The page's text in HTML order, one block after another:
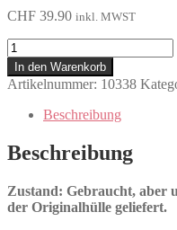
CHF 39.90 inkl. MWST
Wahnsinnig
verliebt
Menge
In den Warenkorb
Artikelnummer: 10338
Beschreibung
Beschreibung
Zustand: Gebraucht, aber
der Originalhülle geliefert.